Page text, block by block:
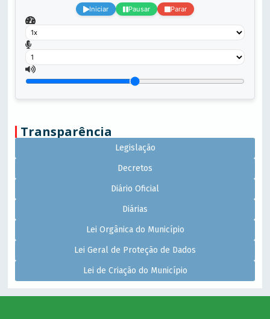
Iniciar Pausar Parar
Transparência
Legislação
Decretos
Diário Oficial
Diárias
Lei Orgânica do Município
Lei Geral de Proteção de Dados
Lei de Criação do Município